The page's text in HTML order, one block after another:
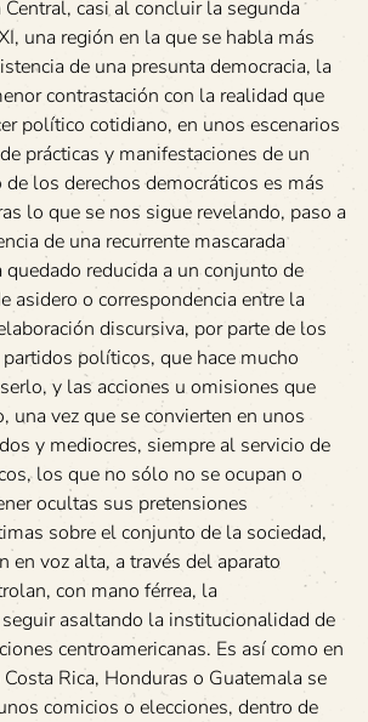
casi al concluir la segunda
una región en la que se habla más
de una presunta democracia, la
contrastación con la realidad que
político cotidiano, en unos escenarios
prácticas y manifestaciones de un
los derechos democráticos es más
lo que se nos sigue revelando, paso a
de una recurrente mascarada
reducida a un conjunto de
asidero o correspondencia entre la
discursiva, por parte de los
políticos, que hace mucho
y las acciones u omisiones que
una vez que se convierten en unos
y mediocres, siempre al servicio de
los que no sólo no se ocupan o
ocultas sus pretensiones
sobre el conjunto de la sociedad,
en voz alta, a través del aparato
con mano férrea, la
asaltando la institucionalidad de
centroamericanas. Es así como en
Rica, Honduras o Guatemala se
comicios o elecciones, dentro de